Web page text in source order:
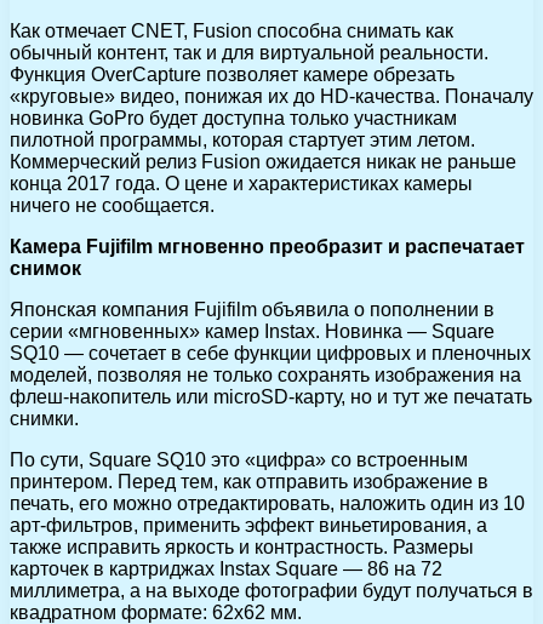
Как отмечает CNET, Fusion способна снимать как
обычный контент, так и для виртуальной реальности.
Функция OverCapture позволяет камере обрезать
«круговые» видео, понижая их до HD-качества. Поначалу
новинка GoPro будет доступна только участникам
пилотной программы, которая стартует этим летом.
Коммерческий релиз Fusion ожидается никак не раньше
конца 2017 года. О цене и характеристиках камеры
ничего не сообщается.
Камера Fujifilm мгновенно преобразит и распечатает
снимок
Японская компания Fujifilm объявила о пополнении в
серии «мгновенных» камер Instax. Новинка — Square
SQ10 — сочетает в себе функции цифровых и пленочных
моделей, позволяя не только сохранять изображения на
флеш-накопитель или microSD-карту, но и тут же печатать
снимки.
По сути, Square SQ10 это «цифра» со встроенным
принтером. Перед тем, как отправить изображение в
печать, его можно отредактировать, наложить один из 10
арт-фильтров, применить эффект виньетирования, а
также исправить яркость и контрастность. Размеры
карточек в картриджах Instax Square — 86 на 72
миллиметра, а на выходе фотографии будут получаться в
квадратном формате: 62х62 мм.